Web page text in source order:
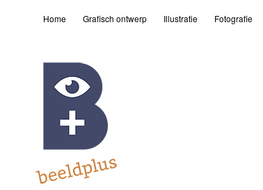
Home Grafisch ontwerp Illustratie Fotografie